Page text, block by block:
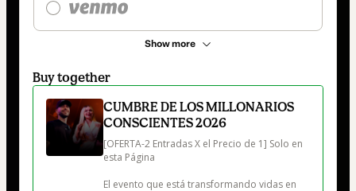
Show more
Buy together
CUMBRE DE LOS MILLONARIOS
CONSCIENTES 2026
[OFERTA-2 Entradas X el Precio de 1] Solo en
esta Página
El evento que está transformando vidas en